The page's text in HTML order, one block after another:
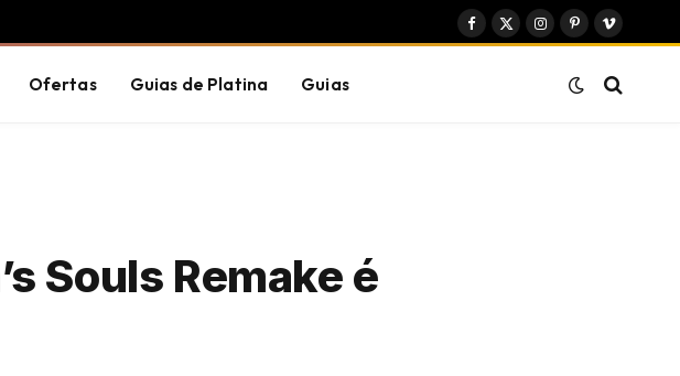
Facebook
X
Instagram
PinterestVimeo
Ofertas Guias de Platina Guias
Souls Remake é